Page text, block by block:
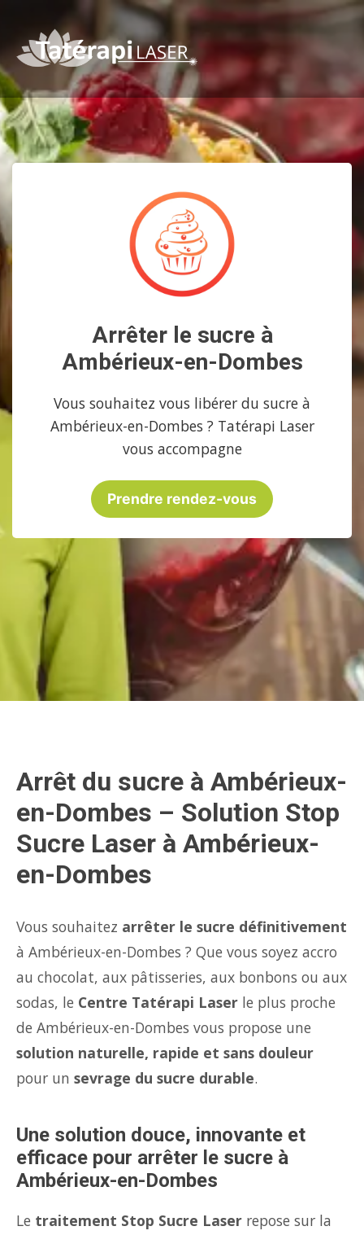
Arrêter le sucre à
Ambérieux-en-Dombes
Vous souhaitez vous libérer du sucre à
Ambérieux-en-Dombes ? Tatérapi Laser
vous accompagne
Prendre rendez-vous
Arrêt du sucre à Ambérieux-
en-Dombes – Solution Stop
Sucre Laser à Ambérieux-
en-Dombes
Vous souhaitez arrêter le sucre définitivement
à Ambérieux-en-Dombes ? Que vous soyez accro
au chocolat, aux pâtisseries, aux bonbons ou aux
sodas, le Centre Tatérapi Laser le plus proche
de Ambérieux-en-Dombes vous propose une
solution naturelle, rapide et sans douleur
pour un sevrage du sucre durable.
Une solution douce, innovante et
efficace pour arrêter le sucre à
Ambérieux-en-Dombes
Le traitement Stop Sucre Laser repose sur la